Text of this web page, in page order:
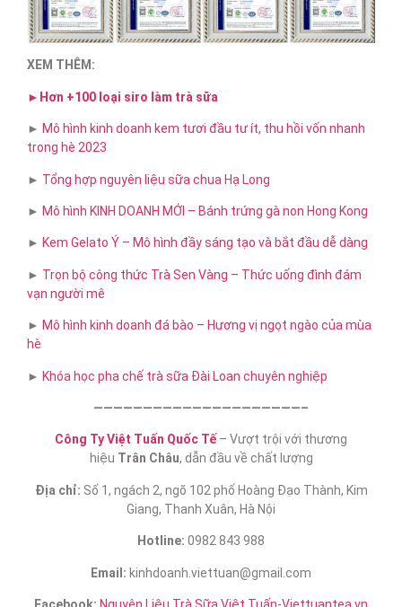
XEM THÊM:
►Hơn +100 loại siro làm trà sữa
► Mô hình kinh doanh kem tươi đầu tư ít, thu hồi vốn nhanh
trong hè 2023
► Tổng hợp nguyên liệu sữa chua Hạ Long
► Mô hình KINH DOANH MỚI – Bánh trứng gà non Hong Kong
► Kem Gelato Ý – Mô hình đầy sáng tạo và bắt đầu dễ dàng
► Trọn bộ công thức Trà Sen Vàng – Thức uống đình đám
vạn người mê
► Mô hình kinh doanh đá bào – Hương vị ngọt ngào của mùa
hè
► Khóa học pha chế trà sữa​ Đài Loan chuyên nghiệp
—————————————————————–
Công Ty Việt Tuấn Quốc Tế – Vượt trội với thương
hiệu Trân Châu, dẫn đầu về chất lượng
Địa chỉ: Số 1, ngách 2, ngõ 102 phố Hoàng Đạo Thành, Kim
Giang, Thanh Xuân, Hà Nội
Hotline: 0982 843 988
Email: kinhdoanh.viettuan@gmail.com